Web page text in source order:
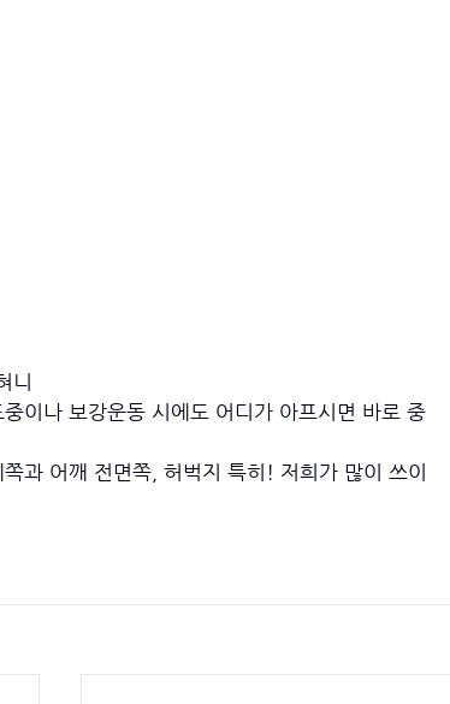
니
이나 보강운동 시에도 어디가 아프시면 바로 중
과 어깨 전면쪽, 허벅지 특히! 저희가 많이 쓰이